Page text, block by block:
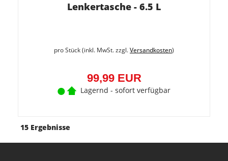
Lenkertasche - 6.5 L
pro Stück (inkl. MwSt. zzgl.Versandkosten)
99,99 EUR
Lagernd - sofort verfügbar
15 Ergebnisse